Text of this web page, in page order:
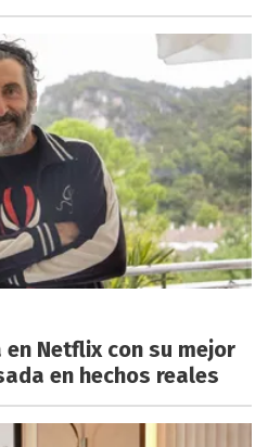
Netflix con su mejor
en hechos reales